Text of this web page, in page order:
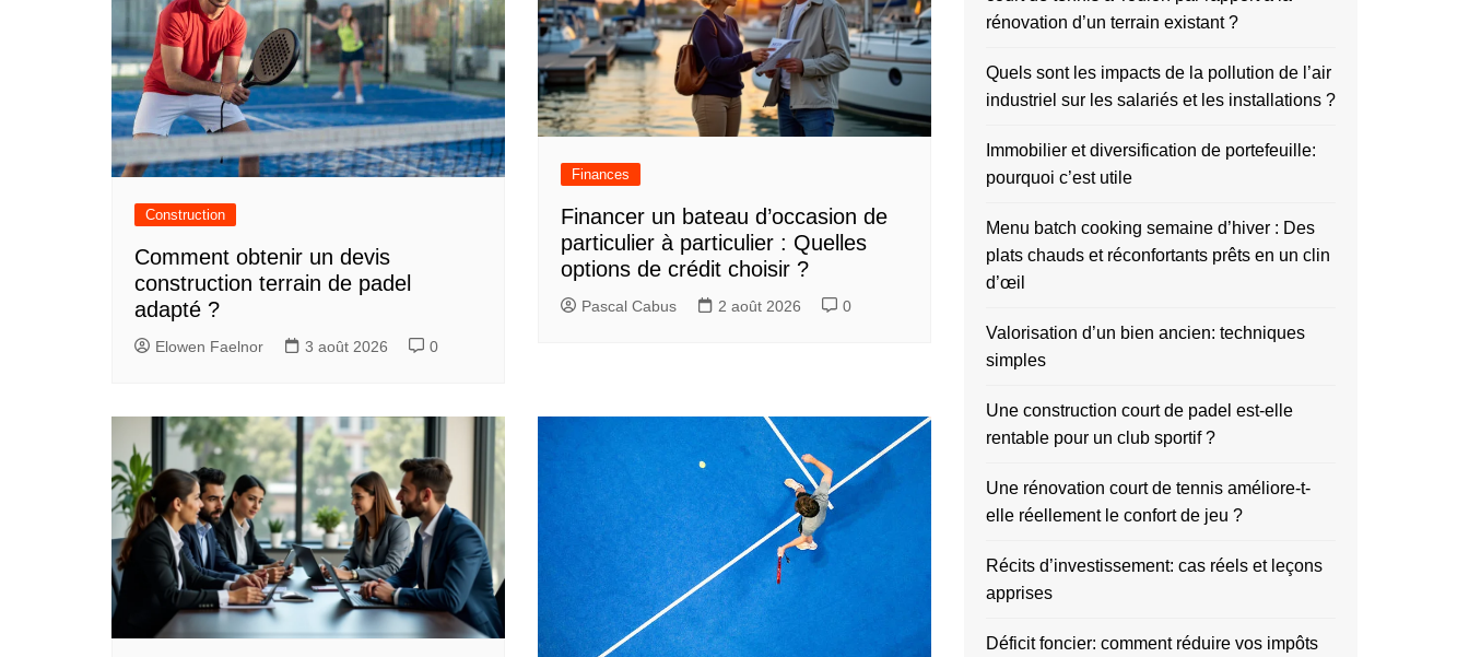
Construction
Comment obtenir un devis
construction terrain de padel
adapté ?
Elowen Faelnor 3 août 2026 0
Finances
Financer un bateau d’occasion de
particulier à particulier : Quelles
options de crédit choisir ?
Pascal Cabus 2 août 2026 0
rénovation d’un terrain existant ?
Quels sont les impacts de la pollution de l’air
industriel sur les salariés et les installations ?
Immobilier et diversification de portefeuille:
pourquoi c’est utile
Menu batch cooking semaine d’hiver : Des
plats chauds et réconfortants prêts en un clin
d’œil
Valorisation d’un bien ancien: techniques
simples
Une construction court de padel est-elle
rentable pour un club sportif ?
Une rénovation court de tennis améliore-t-
elle réellement le confort de jeu ?
Récits d’investissement: cas réels et leçons
apprises
Déficit foncier: comment réduire vos impôts